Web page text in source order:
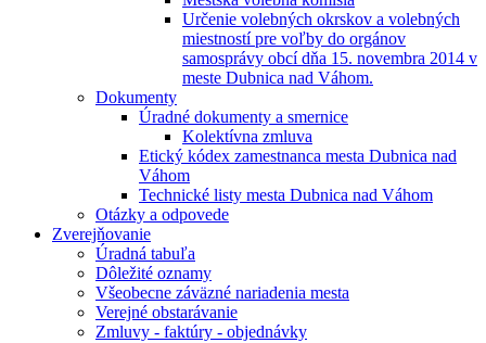
Určenie volebných okrskov a volebných
miestností pre voľby do orgánov
samosprávy obcí dňa 15. novembra 2014 v
meste Dubnica nad Váhom.
Dokumenty
Úradné dokumenty a smernice
Kolektívna zmluva
Etický kódex zamestnanca mesta Dubnica nad
Váhom
Technické listy mesta Dubnica nad Váhom
Otázky a odpovede
Zverejňovanie
Úradná tabuľa
Dôležité oznamy
Všeobecne záväzné nariadenia mesta
Verejné obstarávanie
Zmluvy - faktúry - objednávky